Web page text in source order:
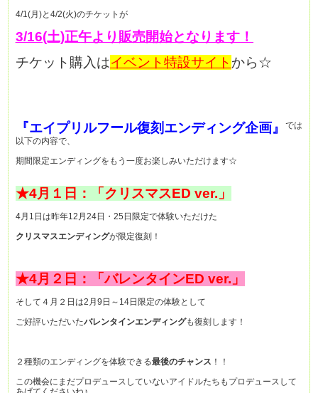
4/1(月)と4/2(火)のチケットが
3/16(土)正午より販売開始となります！
チケット購入はイベント特設サイト から☆
『エイプリルフール復刻エンディング企画』
では
以下の内容で、
期間限定エンディングをもう一度お楽しみいただけます☆
★4月１日：「クリスマスED ver.」
4月1日は昨年12月24日・25日限定で体験いただけた
クリスマスエンディングが限定復刻！
★4月２日：「バレンタインED ver.」
そして４月２日は2月9日～14日限定の体験として
ご好評いただいたバレンタインエンディングも復刻します！
２種類のエンディングを体験できる最後のチャンス ！！
この機会にまだプロデュースしていないアイドルたちもプロデュースして